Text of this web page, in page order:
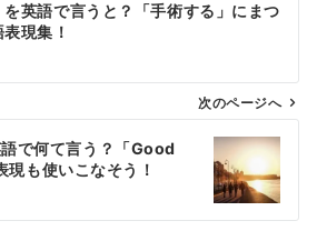
を英語で言うと？「手術する」にまつ
現集！
次のページへ
語で何て言う？「Good
も使いこなそう！